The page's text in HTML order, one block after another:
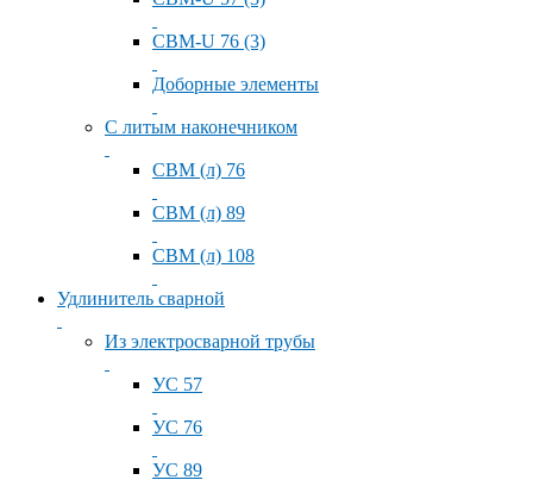
СВМ-U 76 (3)
Доборные элементы
С литым наконечником
СВМ (л) 76
СВМ (л) 89
СВМ (л) 108
Удлинитель сварной
Из электросварной трубы
УС 57
УС 76
УС 89